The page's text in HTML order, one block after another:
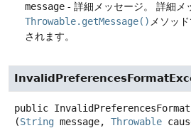
message - 詳細メッセージ。
詳細メ
Throwable.getMessage() メソッ
されます。
public
(String message, Throwable